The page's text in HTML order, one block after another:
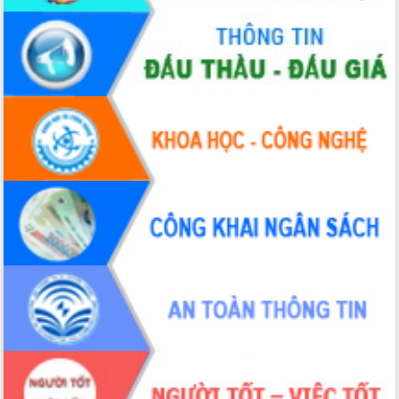
Bàn giải pháp tháo gỡ khó khăn trong
xuất khẩu sầu riêng và triển khai quy
định EUDR
Thứ trưởng Bộ Nông nghiệp và Môi
trường Nguyễn Hoàng Hiệp khảo sát
vùng trồng và doanh nghiệp đóng gói
sầu riêng tại Đắk Lắk
Trình diễn nghệ thuật chế biến các
món ăn từ sầu riêng
Đắk Lắk công bố Quy hoạch và xúc
tiến đầu tư tỉnh
Ngành cá ngừ Đắk Lắk chủ động thích
ứng để giữ vững thị trường xuất khẩu
Diễn đàn Kinh tế tư nhân Việt Nam đột
phá cơ chế - Hợp tác công tư
Đề án 06 tạo bước ngoặt đột phá trong
cải cách hành chính tỉnh Đắk Lắk
Kết nối tour, đẩy mạnh chuyển đổi số
để phát triển du lịch Đắk Lắk
Khởi động Dự án Đầu tư xây dựng hạ
LIÊN KẾT WEB